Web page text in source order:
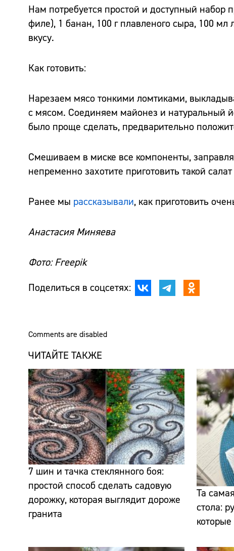
Нам потребуется простой и доступный набор
филе), 1 банан, 100 г плавленого сыра, 100 мл
вкусу.
Как готовить:
Нарезаем мясо тонкими ломтиками,
с мясом. Соединяем майонез и натуральный
было проще сделать, предварительно
Смешиваем в миске все компоненты,
непременно захотите приготовить такой
Ранее мы рассказывали, как приготовить
Анастасия Миняева
Фото: Freepik
Поделиться в соцсетях:
Comments are disabled
ЧИТАЙТЕ ТАКЖЕ
7 шин и тачка стеклянного боя:
простой способ сделать садовую
дорожку, которая выглядит дороже
гранита
Та
стола: